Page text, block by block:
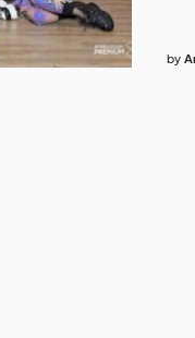
by